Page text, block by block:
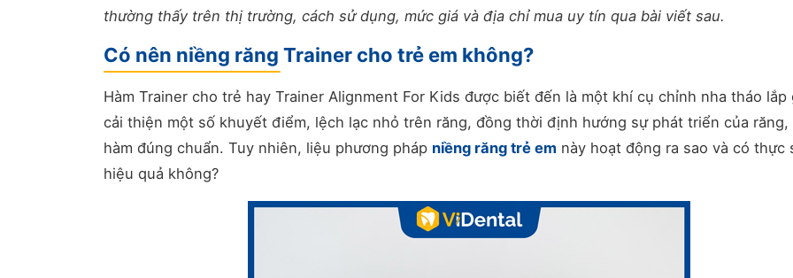
thường thấy trên thị trường, cách sử dụng, mức giá và địa chỉ mua uy tín qua bài viết sau.
Có nên niềng răng Trainer cho trẻ em không?
Hàm Trainer cho trẻ hay Trainer Alignment For Kids được biết đến là một khí cụ chỉnh nha tháo lắp
cải thiện một số khuyết điểm, lệch lạc nhỏ trên răng, đồng thời định hướng sự phát triển của răng,
hàm đúng chuẩn. Tuy nhiên, liệu phương pháp niềng răng trẻ em này hoạt động ra sao và có thực
hiệu quả không?